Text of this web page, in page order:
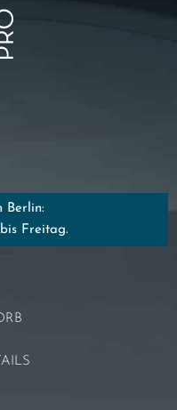
Berlin:
Freitag.